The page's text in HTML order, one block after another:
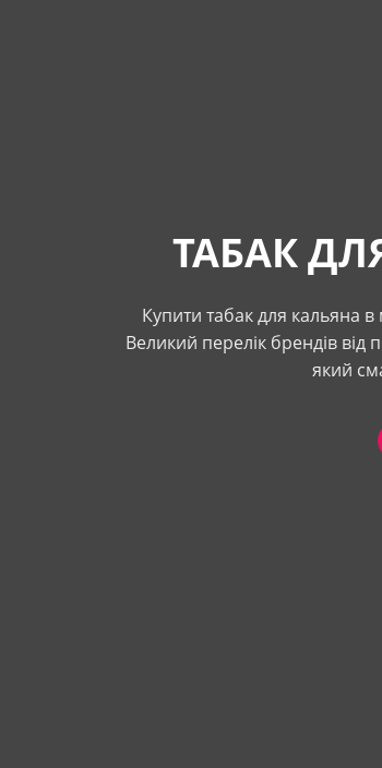
ТАБАК
Купити табак для кальяна в
Великий перелік брендів
який